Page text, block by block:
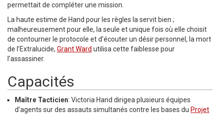
permettait de compléter une mission.
La haute estime de Hand pour les règles la servit bien ;
malheureusement pour elle, la seule et unique fois où elle choisit
de contourner le protocole et d’écouter un désir personnel, la mort
de l’Extralucide, Grant Ward utilisa cette faiblesse pour
l’assassiner.
Capacités
Maître Tacticien: Victoria Hand dirigea plusieurs équipes
d’agents sur des assauts simultanés contre les bases du Projet